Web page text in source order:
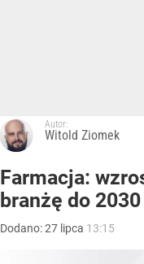
Autor:
Witold Ziomek
Farmacja:
branżę do
Dodano:27 lipca 13:15